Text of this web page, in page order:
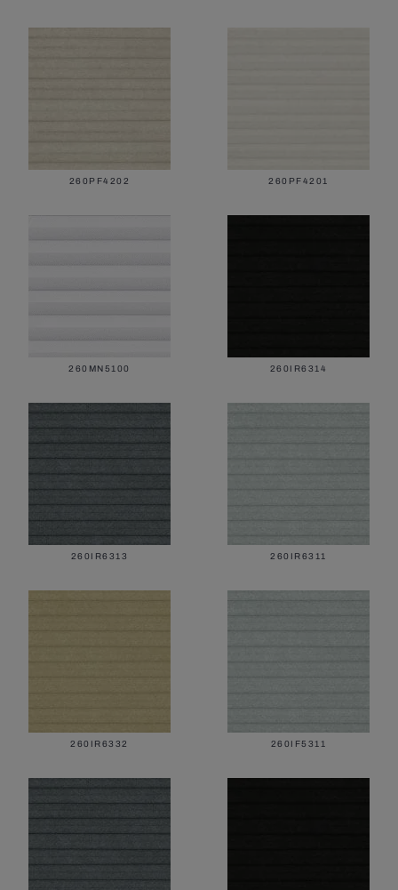
260PF4202 260PF4201
260MN5100 260IR6314
260IR6313 260IR6311
260IR6332 260IF5311